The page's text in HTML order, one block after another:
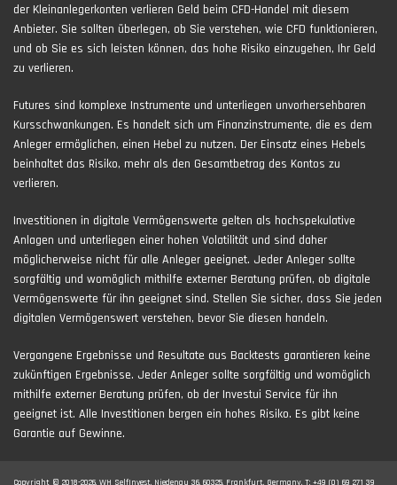
der Kleinanlegerkonten verlieren Geld beim CFD-Handel mit diesem
Anbieter. Sie sollten überlegen, ob Sie verstehen, wie CFD funktionieren,
und ob Sie es sich leisten können, das hohe Risiko einzugehen, Ihr Geld
zu verlieren.
Futures sind komplexe Instrumente und unterliegen unvorhersehbaren
Kursschwankungen. Es handelt sich um Finanzinstrumente, die es dem
Anleger ermöglichen, einen Hebel zu nutzen. Der Einsatz eines Hebels
beinhaltet das Risiko, mehr als den Gesamtbetrag des Kontos zu
verlieren.
Investitionen in digitale Vermögenswerte gelten als hochspekulative
Anlagen und unterliegen einer hohen Volatilität und sind daher
möglicherweise nicht für alle Anleger geeignet. Jeder Anleger sollte
sorgfältig und womöglich mithilfe externer Beratung prüfen, ob digitale
Vermögenswerte für ihn geeignet sind. Stellen Sie sicher, dass Sie jeden
digitalen Vermögenswert verstehen, bevor Sie diesen handeln.
Vergangene Ergebnisse und Resultate aus Backtests garantieren keine
zukünftigen Ergebnisse. Jeder Anleger sollte sorgfältig und womöglich
mithilfe externer Beratung prüfen, ob der Investui Service für ihn
geeignet ist. Alle Investitionen bergen ein hohes Risiko. Es gibt keine
Garantie auf Gewinne.
Copyright © 2018-2026. WH SelfInvest, Niedenau 36, 60325, Frankfurt, Germany. T: +49 (0) 69 271 39